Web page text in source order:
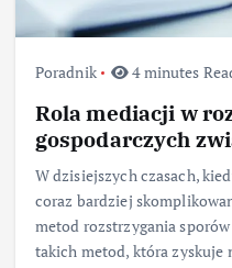
Poradnik 4 minutes
Rola mediacji w
gospodarczych
W dzisiejszych czasach,
coraz bardziej
metod rozstrzygania
takich metod, która zyskuje